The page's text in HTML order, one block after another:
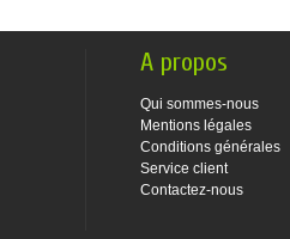
A propos
Qui sommes-nous
Mentions légales
Conditions générales
Service client
Contactez-nous